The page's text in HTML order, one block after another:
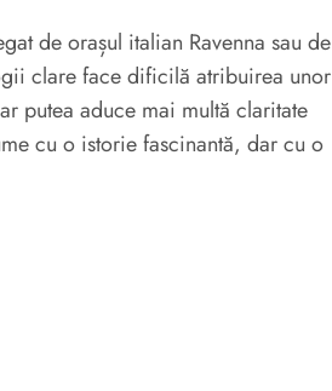
de orașul italian Ravenna sau de
clare face dificilă atribuirea unor
putea aduce mai multă claritate
cu o istorie fascinantă, dar cu o